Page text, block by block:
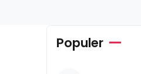
Populer